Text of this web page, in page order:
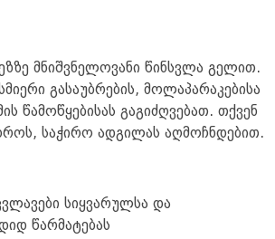
მნიშვნელოვანი წინსვლა გელით.
გასაუბრების, მოლაპარაკებისა
წამოწყებისას გაგიძღვებათ. თქვენ
საჭირო ადგილას აღმოჩნდებით.
სიყვარულსა და
წარმატებას